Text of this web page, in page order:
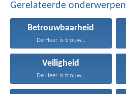
Gerelateerde onderwerpen
Betrouwbaarheid
De Heer is trouw...
Veiligheid
De Heer is trouw...